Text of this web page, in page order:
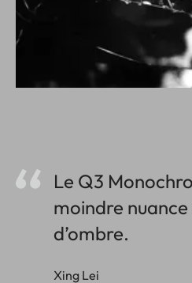
Le Q3
moindre
d’ombre.
Xing Lei